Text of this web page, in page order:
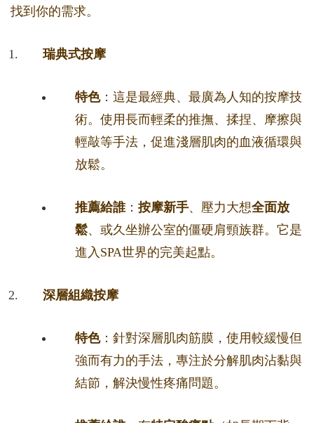
找到你的需求。
瑞典式按摩
特色：這是最經典、最廣為人知的按摩技
術。使用長而輕柔的推撫、揉捏、摩擦與
輕敲等手法，促進淺層肌肉的血液循環與
放鬆。
推薦給誰： 按摩新手、壓力大想全面放
鬆、或久坐辦公室的僵硬肩頸族群。它是
進入SPA世界的完美起點。
深層組織按摩
特色：針對深層肌肉筋膜，使用較緩慢但
強而有力的手法，專注於分解肌肉沾黏與
結節，解決慢性疼痛問題。